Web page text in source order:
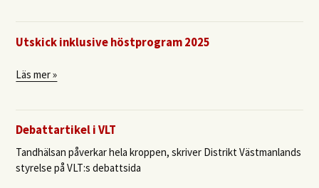
Utskick inklusive höstprogram 2025
Läs mer »
Debattartikel i VLT
Tandhälsan påverkar hela kroppen, skriver Distrikt Västmanlands
styrelse på VLT:s debattsida